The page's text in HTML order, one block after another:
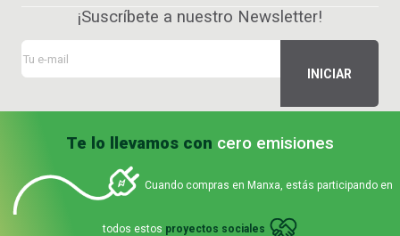
¡Suscríbete a nuestro Newsletter!
Te lo llevamos con cero emisiones
Cuando compras en Manxa, estás participando en
todos estos proyectos sociales